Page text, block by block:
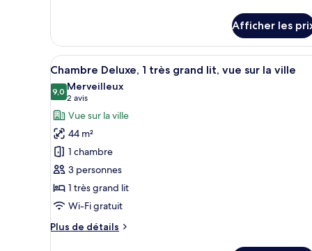
grand
lit
Chambre
Standard,
1
très
grand
Afficher les
Afficher
toutes
les
photos
pour
ce
type
de
chambre :
Chambre
Deluxe,
Une chambre d’hôtel
7
Chambre Deluxe, 1 très grand lit, vue sur la ville
9,09,0 sur 10
Merveilleux
2 avis
(2 avis)
Vue sur la ville
44 m²
1 chambre
3 personnes
1 très grand lit
Wi-Fi gratuit
Plus de détails
Plus